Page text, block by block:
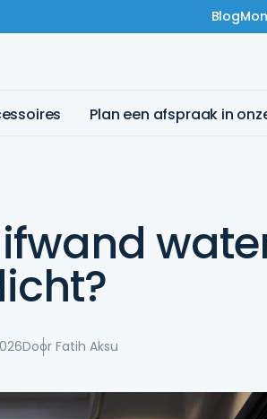
Blog
Plan een afspraak in
Door Fatih Aksu